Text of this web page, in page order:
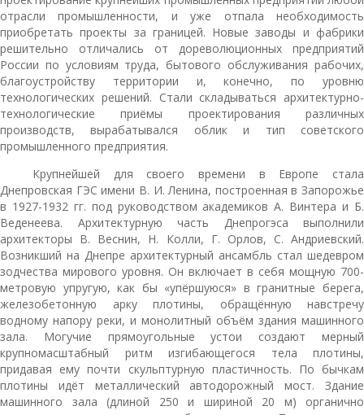
отрасли промышленности, и уже отпала необходимость
приобретать проекты за границей. Новые заводы и фабрики
решительно отличались от дореволюционных предприятий
России по условиям труда, бытового обслуживания рабочих,
благоустройству территории и, конечно, по уровню
технологических решений. Стали складываться архитектурно-
технологические приёмы проектирования различных
производств, вырабатывался облик и тип советского
промышленного предприятия.
Крупнейшей для своего времени в Европе стала
Днепровская ГЭС имени В. И. Ленина, построенная в Запорожье
в 1927-1932 гг. под руководством академиков А. Винтера и Б.
Веденеева. Архитектурную часть Днепрогэса выполнили
архитекторы В. Веснин, Н. Колли, Г. Орлов, С. Андриевский.
Возникший на Днепре архитектурный ансамбль стал шедевром
зодчества мирового уровня. Он включает в себя мощную 700-
метровую упругую, как бы «упёршуюся» в гранитные берега,
железобетонную арку плотины, обращённую навстречу
водному напору реки, и монолитный объём здания машинного
зала. Могучие прямоугольные устои создают мерный
крупномасштабный ритм изгибающегося тела плотины,
придавая ему почти скульптурную пластичность. По бычкам
плотины идёт металлический автодорожный мост. Здание
машинного зала (длиной 250 и шириной 20 м) органично